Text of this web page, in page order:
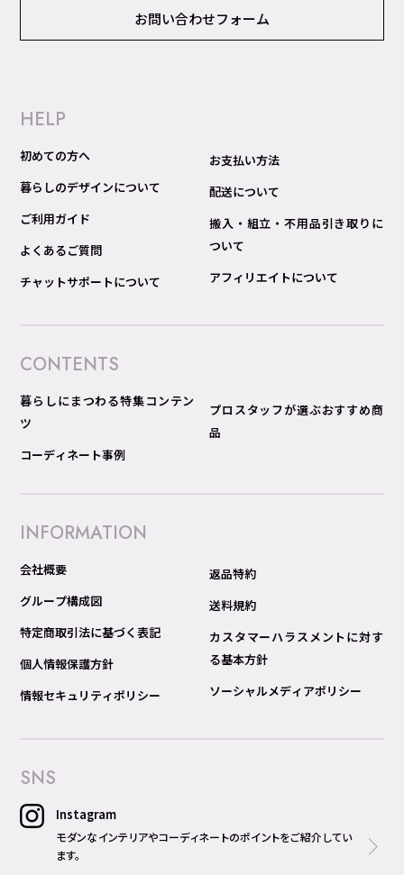
お問い合わせフォーム
HELP
初めての方へ
暮らしのデザインについて
ご利用ガイド
よくあるご質問
チャットサポートについて
お支払い方法
配送について
搬入・組立・不用品引き取りに
ついて
アフィリエイトについて
CONTENTS
暮らしにまつわる特集コンテン
ツ
コーディネート事例
プロスタッフが選ぶおすすめ商
品
INFORMATION
会社概要
グループ構成図
特定商取引法に基づく表記
個人情報保護方針
情報セキュリティポリシー
返品特約
送料規約
カスタマーハラスメントに対す
る基本方針
ソーシャルメディアポリシー
SNS
Instagram
モダンなインテリアやコーディネートのポイントをご紹介してい
ます。